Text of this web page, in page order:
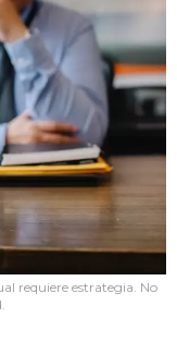
requiere estrategia. No